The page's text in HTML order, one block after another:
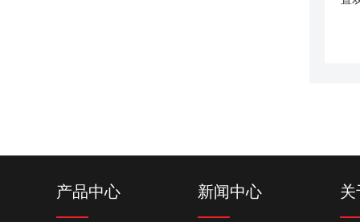
产品中心 新闻中心 关